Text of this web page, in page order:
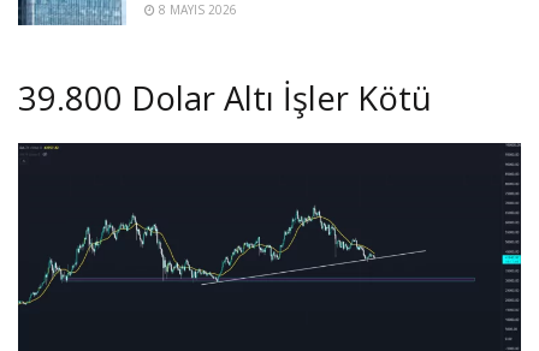
8 MAYIS 2026
39.800 Dolar Altı İşler Kötü